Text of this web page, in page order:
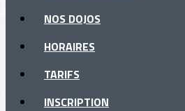
NOS DOJOS
HORAIRES
TARIFS
INSCRIPTION